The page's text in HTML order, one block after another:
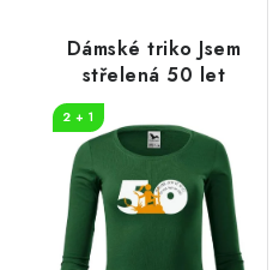
Dámské triko Jsem
střelená 50 let
2 + 1